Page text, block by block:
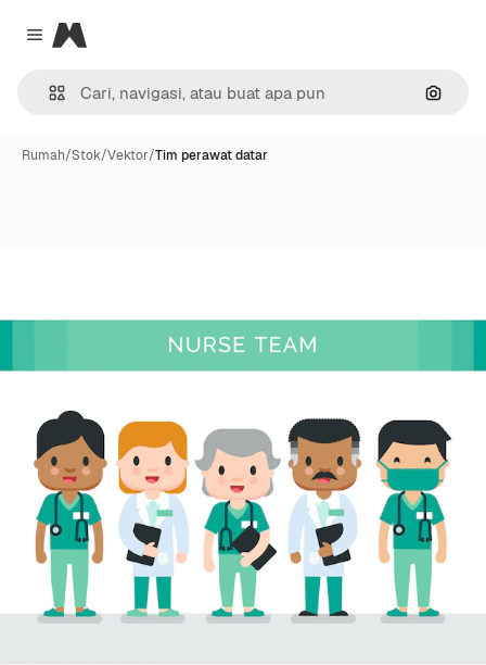
Close menu
Magnific
Rumah/Stok/Vektor/Tim perawat datar